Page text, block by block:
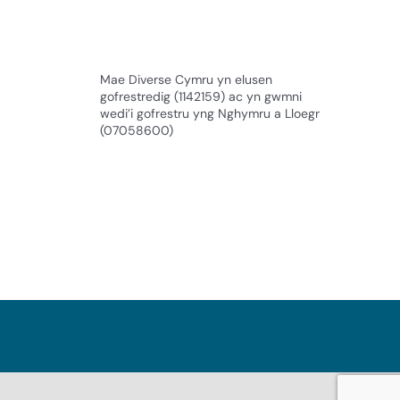
Mae Diverse Cymru yn elusen
gofrestredig (1142159) ac yn gwmni
wedi’i gofrestru yng Nghymru a Lloegr
(07058600)